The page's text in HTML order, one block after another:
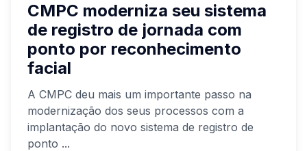
CMPC moderniza seu sistema
de registro de jornada com
ponto por reconhecimento
facial
A CMPC deu mais um importante passo na
modernização dos seus processos com a
implantação do novo sistema de registro de
ponto ...